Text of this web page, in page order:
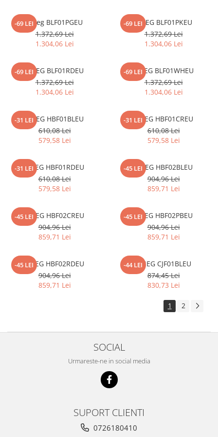
Mixte
Plite cu hota integrata
-69 LEISmeg BLF01PGEU
1.372,69 Lei
1.304,06 Lei
-69 LEISMEG BLF01PKEU
1.372,69 Lei
1.304,06 Lei
-69 LEISMEG BLF01RDEU
1.372,69 Lei
1.304,06 Lei
-69 LEISMEG BLF01WHEU
1.372,69 Lei
1.304,06 Lei
-31 LEISMEG HBF01BLEU
610,08 Lei
579,58 Lei
-31 LEISMEG HBF01CREU
610,08 Lei
579,58 Lei
-31 LEISMEG HBF01RDEU
610,08 Lei
579,58 Lei
-45 LEISMEG HBF02BLEU
904,96 Lei
859,71 Lei
-45 LEISMEG HBF02CREU
904,96 Lei
859,71 Lei
-45 LEISMEG HBF02PBEU
904,96 Lei
859,71 Lei
-45 LEISMEG HBF02RDEU
904,96 Lei
859,71 Lei
-44 LEISMEG CJF01BLEU
874,45 Lei
830,73 Lei
1 2
SOCIAL
Urmareste-ne in social media
SUPORT CLIENTI
0726180410